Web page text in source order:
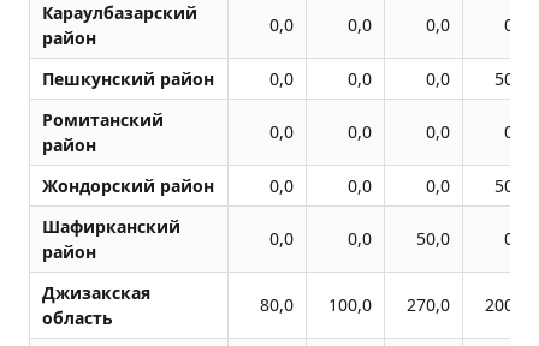
Караулбазарский
район
0,0 0,0 0,0 0,0
Пешкунский район 0,0 0,0 0,0
50,0
Ромитанский
район
0,0 0,0 0,0 0,0
Жондоpский район 0,0 0,0 0,0
50,0
Шафирканский
район
0,0 0,0 50,0 0,0
Джизакская
область
80,0 100,0 270,0 200,0